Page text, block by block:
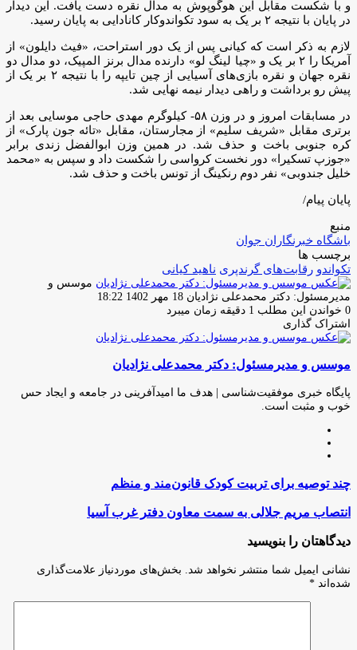
و با شکست مقابل این هوگوپوش به مدال نقره دست یافت. این دیدار
در پایان با نتیجه ۲ بر یک به سود تکواندوکار کانادایی به پایان رسید.
لازم به ذکر است که کیانی پس از یک دور استراحت، «فیث دایلون» از
آمریکا را ۲ بر یک و «چیا لینگ لو» دارنده مدال برنز المپیک، دو مدال دو
نقره جهان و نقره بازی‌های آسیایی از چین تایپه را با نتیجه ۲ بر یک از
پیش رو برداشت و راهی دیدار نیمه نهایی شد.
در مسابقات امروز و در وزن ۵۸- کیلوگرم مهدی حاجی موسایی بعد از
برتری مقابل «شریف سلیم» از مجارستان، مقابل «تائه جون پارک» از
کره جنوبی باخت و حذف شد. در همین وزن ابوالفضل زندی برابر
«جوزپ تسکیرا» دور نخست کرواسی را شکست داد و سپس به «محمد
خلیل جندوبی» نفر دوم رنکینگ از تونس باخت و حذف شد.
پایان پیام/
منبع
باشگاه خبرنگاران جوان
برچسب ها
تکواندو رقابت‌های گرندپری ناهید کیانی
موسس و
مدیرمسئول: دکتر محمدعلی نژادیان ارسال
ایمیل
18 مهر 1402 18:22
0 خواندن این مطلب 1 دقیقه زمان میبرد
اشتراک گذاری
فیس
توئیتر
لینکدین
واتس
تلگرام
اشتراک
از
ایمیل
چاپ
موسس و مدیرمسئول: دکتر محمدعلی نژادیان
پایگاه خبری موفقیت‌شناسی | هدف ما امیدآفرینی در جامعه و ایجاد حس
خوب و مثبت است.
چند
توصیه
برای
تربیت
کودک
قانون‌مند
منظم
چند توصیه برای تربیت کودک قانون‌مند و منظم
انتصاب
جلالی
سمت
معاون
انتصاب مریم جلالی به سمت معاون دفتر غرب آسیا
دیدگاهتان را بنویسید
نشانی ایمیل شما منتشر نخواهد شد.
بخش‌های موردنیاز علامت‌گذاری
شده‌اند *